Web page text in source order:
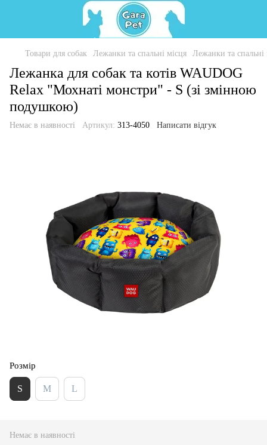
Товари для собак Лежанки та спальні місця Лежанки та
Лежанка для собак та котів WAUDOG
Relax "Мохнаті монстри" - S (зі змінною
подушкою)
Немає в наявності Артикул: 313-4050 Написати відгук
Розмір
S M L
Немає в наявності